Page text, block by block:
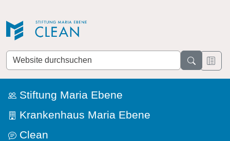
Website
durchsuchen
Stiftung Maria Ebene
Krankenhaus Maria Ebene
Clean